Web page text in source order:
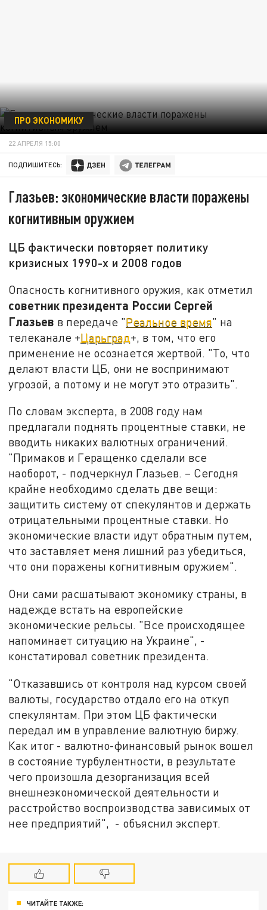
ПРО ЭКОНОМИКУ
22 АПРЕЛЯ 15:00
ПОДПИШИТЕСЬ:
Глазьев: экономические власти поражены
когнитивным оружием
ЦБ фактически повторяет политику
кризисных 1990-х и 2008 годов
Опасность когнитивного оружия, как отметил
советник президента России Сергей
Глазьев в передаче "Реальное время" на
телеканале +Царьград+, в том, что его
применение не осознается жертвой. "То, что
делают власти ЦБ, они не воспринимают
угрозой, а потому и не могут это отразить".
По словам эксперта, в 2008 году нам
предлагали поднять процентные ставки, не
вводить никаких валютных ограничений.
"Примаков и Геращенко сделали все
наоборот, - подчеркнул Глазьев. – Сегодня
крайне необходимо сделать две вещи:
защитить систему от спекулянтов и держать
отрицательными процентные ставки. Но
экономические власти идут обратным путем,
что заставляет меня лишний раз убедиться,
что они поражены когнитивным оружием".
Они сами расшатывают экономику страны, в
надежде встать на европейские
экономические рельсы. "Все происходящее
напоминает ситуацию на Украине", -
констатировал советник президента.
"Отказавшись от контроля над курсом своей
валюты, государство отдало его на откуп
спекулянтам. При этом ЦБ фактически
передал им в управление валютную биржу.
Как итог - валютно-финансовый рынок вошел
в состояние турбулентности, в результате
чего произошла дезорганизация всей
внешнеэкономической деятельности и
расстройство воспроизводства зависимых от
нее предприятий", - объяснил эксперт.
ЧИТАЙТЕ ТАКЖЕ: